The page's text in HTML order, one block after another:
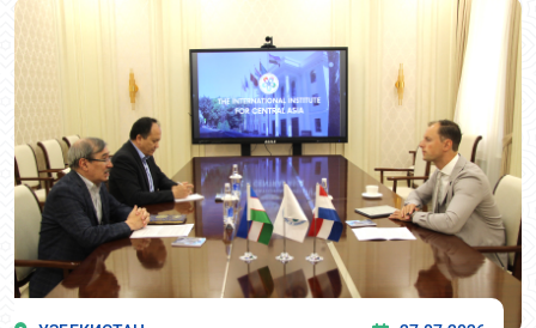
университетского института (Италия) Вероникой
Ангел.